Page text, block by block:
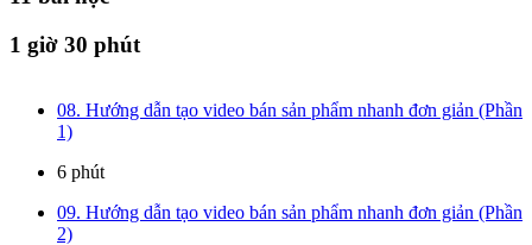
1 giờ 30 phút
08. Hướng dẫn tạo video bán sản phẩm nhanh đơn giản (Phần
1)
6 phút
09. Hướng dẫn tạo video bán sản phẩm nhanh đơn giản (Phần
2)